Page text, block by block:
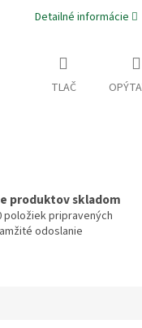
Detailné informácie
TLAČ
produktov skladom
položiek pripravených
odoslanie